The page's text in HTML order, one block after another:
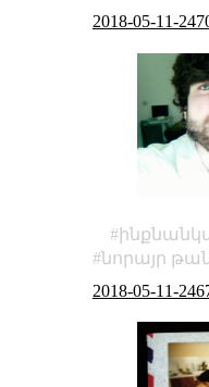
2018-05-11-
նորայր
2018-05-11-